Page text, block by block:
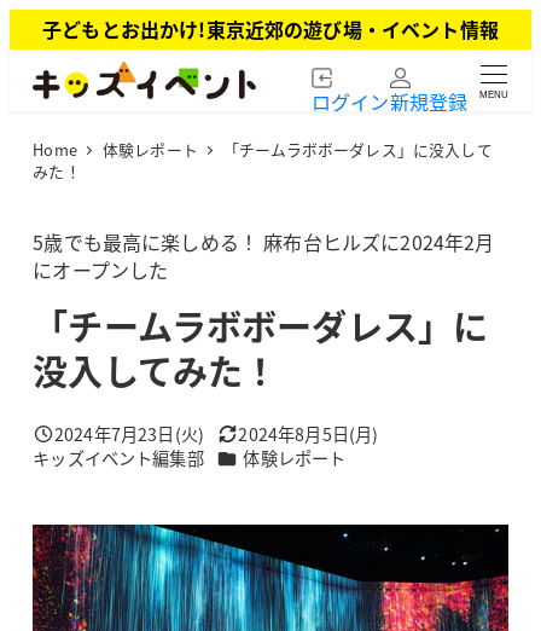
イ
子どもとお出かけ!東京近郊の遊び場・イベント情報
ログイン新規登録 MENU
Home 体験レポート
「チームラボボーダレス」に没入して
みた！
5歳でも最高に楽しめる！ 麻布台ヒルズに2024年2月
にオープンした
「チームラボボーダレス」に
没入してみた！
投稿日
2024年7月23日(火) 更新日
2024年8月5日(月)
著
キッズイベント編集部 カテゴリー
体験レポート